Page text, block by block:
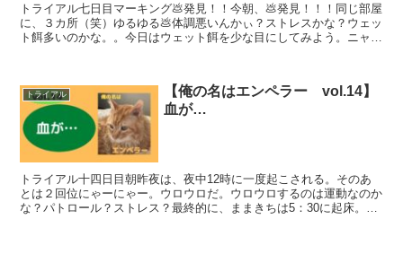
トライアル七日目マーキング💩発見！！今朝、💩発見！！！同じ部屋
に、３カ所（笑）ゆるゆる💩体調悪いんかぃ？ストレスかな？ウェッ
ト餌多いのかな。。今日はウェット餌を少な目にしてみよう。ニャコ
トライアル
【俺の名はエンペラー vol.14】
血が…
トライアル十四日目朝昨夜は、夜中12時に一度起こされる。そのあ
とは２回位にゃーにゃー。ウロウロだ。ウロウロするのは運動なのか
な？パトロール？ストレス？最終的に、ままきちは5：30に起床。起